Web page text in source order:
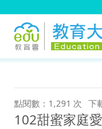
點閱數：1,291 次 下
102甜蜜家庭